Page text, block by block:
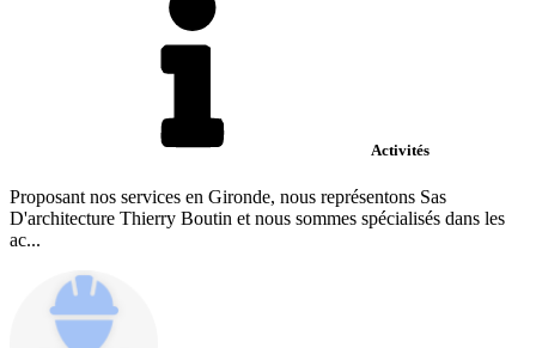
Activités
Proposant nos services en Gironde, nous représentons Sas
D'architecture Thierry Boutin et nous sommes spécialisés dans les
ac...